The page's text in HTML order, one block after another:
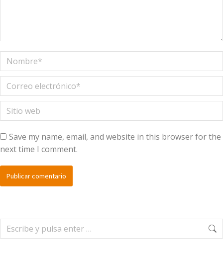
Nombre *
Correo electrónico *
Sitio web
Save my name, email, and website in this browser for the
next time I comment.
Publicar comentario